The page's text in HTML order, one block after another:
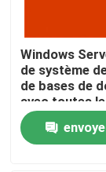
Contrôle de
Nous
Windows
de système
de bases de
avec toutes
langues